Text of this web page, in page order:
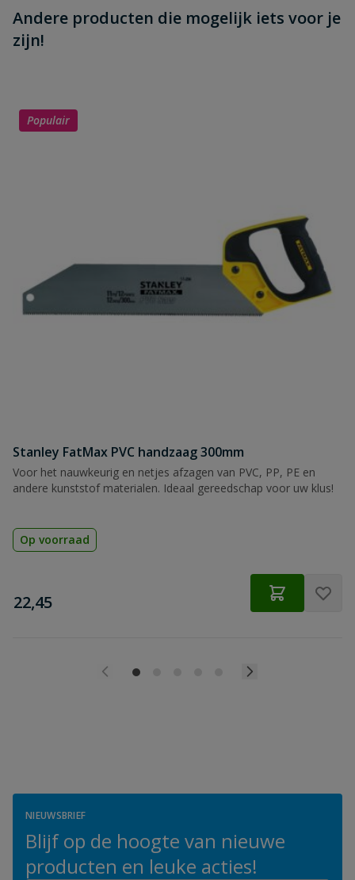
Andere producten die mogelijk iets voor je
zijn!
Populair
Stanley FatMax PVC handzaag 300mm
Voor het nauwkeurig en netjes afzagen van PVC, PP, PE en
andere kunststof materialen. Ideaal gereedschap voor uw klus!
Op voorraad
€
22,45
NIEUWSBRIEF
Blijf op de hoogte van nieuwe
producten en leuke acties!